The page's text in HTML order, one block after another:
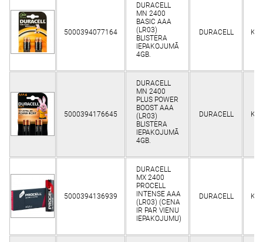
5000394077164
DURACELL
MN 2400
BASIC AAA
(LR03)
BLISTERA
IEPAKOJUMĀ
4GB.
DURACELL
5000394176645
DURACELL
MN 2400
PLUS POWER
BOOST AAA
(LR03)
BLISTERA
IEPAKOJUMĀ
4GB.
DURACELL
5000394136939
DURACELL
MX 2400
PROCELL
INTENSE AAA
(LR03) (CENA
IR PAR VIENU
IEPAKOJUMU)
DURACELL